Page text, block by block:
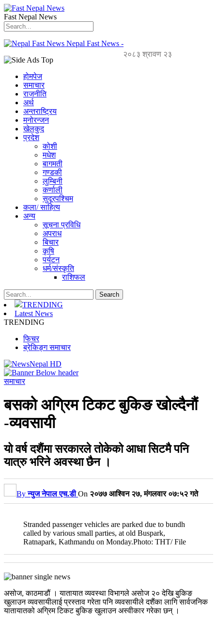
Fast Nepal News
Nepal Fast News -
२०८३ श्रावण २३
होमपेज
समाचार
राजनीति
अर्थ
अन्तराष्ट्रिय
मनोरन्जन
खेलकुद
प्रदेश
कोशी
मधेश
बागमती
गण्डकी
लुम्बिनी
कर्णाली
सुदूरपश्चिम
कला/ साहित्य
अन्य
सूचना प्रविधि
अपराध
बिचार
कृषि
पर्यटन
धर्म/संस्कृति
राशिफल
TRENDING
Latest News
TRENDING
फिचर
ब्रेकिङ्ग समाचार
समाचार
बसको अग्रिम टिकट बुकिङ खोल्दैनौं
-व्यवसायी
यो वर्ष दशैंमा सरकारले तोकेको आधा सिटमै पनि
यात्रु भरिने अवस्था छैन ।
Byन्युज नेपाल एच.डी On २०७७ आश्विन २७, मंगलवार ०७:५२ गते
Stranded passenger vehicles are parked due to bundh
called by various small parties, at old Buspark,
Ratnapark, Kathmandu on Monday.Photo: THT/ File
असोज, काठमाडौं । यातायात व्यवस्था विभागले असोज २० देखि बुकिङ
खुलाउन व्यवसायीलाई प्रस्ताव गरेता पनि व्यवसायीले दशैंका लागि सार्वजनिक
यातायातको अग्रिम टिकट बुकिङ खुलाउन अस्वीकार गरेका छन् ।